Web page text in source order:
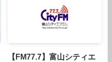
【FM77.7】富山シティエ